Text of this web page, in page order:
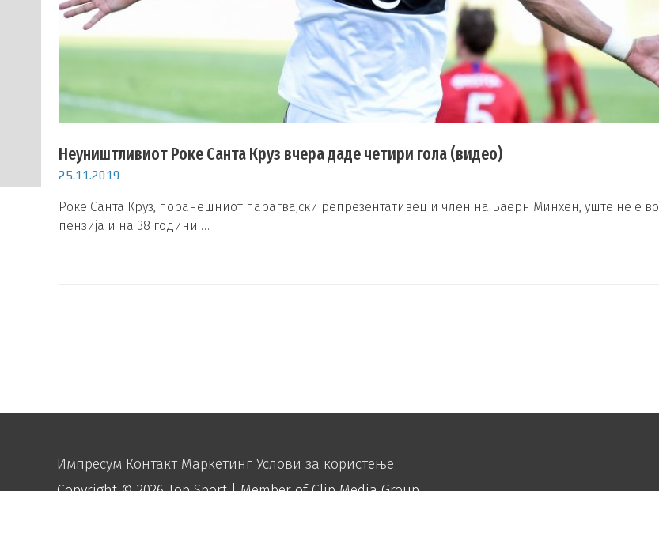
Неуништливиот Роке Санта Круз вчера даде четири гола (видео)
25.11.2019
Роке Санта Круз, поранешниот парагвајски репрезентативец и член на Баерн Минхен, уште не е во
пензија и на 38 години …
Импресум Контакт Маркетинг Услови за користење
Copyright © 2026Top Sport| Member of Clip Media Group